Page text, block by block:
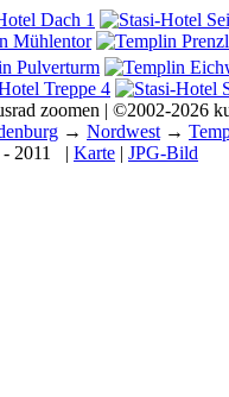
zoomen | ©2002-2026
→ Nordwest →
2011 | Karte | JPG-Bild